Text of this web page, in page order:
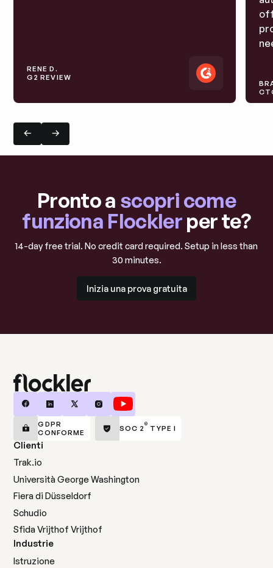
RENE D.
G2 REVIEW
Diapositiva precedente
Diapositiva precedente
Diapositiva successiva
Diapositiva successiva
Pronto a scopri come
funziona Flocklerper te?
14-day free trial. No credit card required. Setup in less than
30 minutes.
Inizia una prova gratuita
GDPR
CONFORME
SOC 2 ® TYPE I
Clienti
Trak.io
Università George Washington
Fiera di Düsseldorf
Schudio
Sfida Vrijthof Vrijthof
Industrie
Istruzione